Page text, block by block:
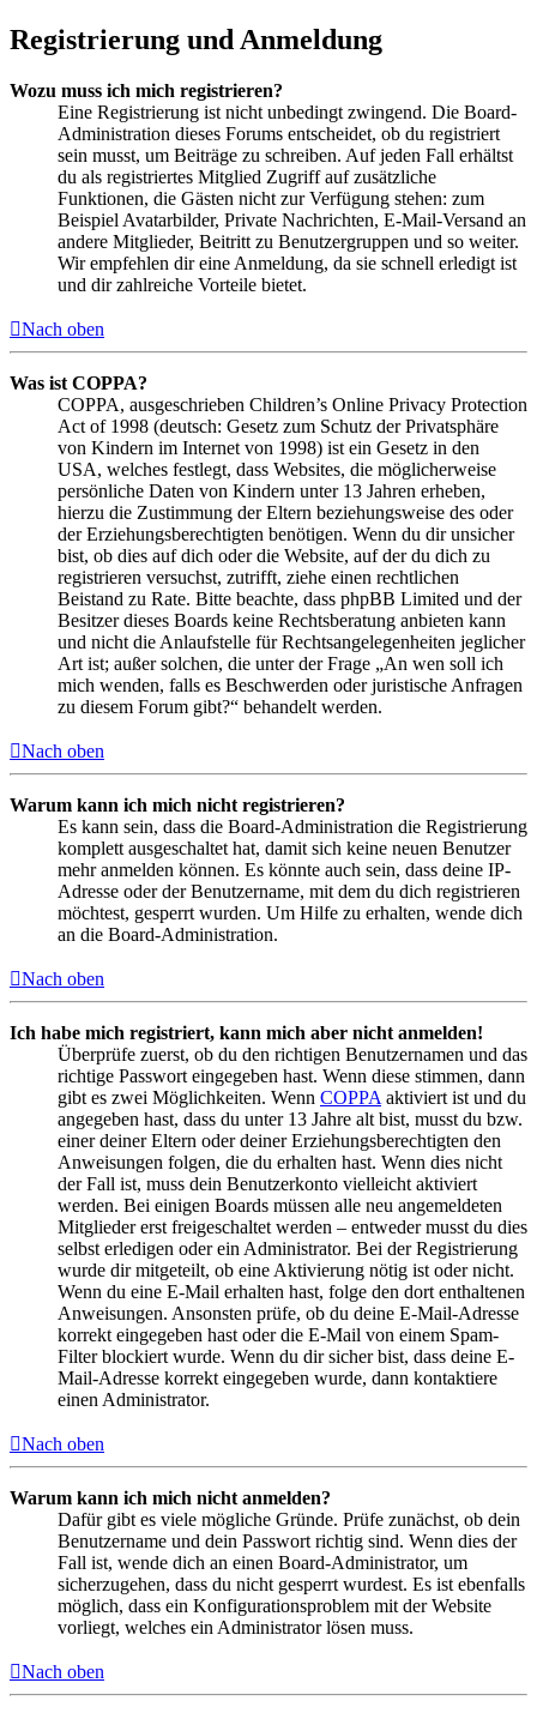
Registrierung und Anmeldung
Wozu muss ich mich registrieren?
Eine Registrierung ist nicht unbedingt zwingend. Die Board-
Administration dieses Forums entscheidet, ob du registriert
sein musst, um Beiträge zu schreiben. Auf jeden Fall erhältst
du als registriertes Mitglied Zugriff auf zusätzliche
Funktionen, die Gästen nicht zur Verfügung stehen: zum
Beispiel Avatarbilder, Private Nachrichten, E-Mail-Versand an
andere Mitglieder, Beitritt zu Benutzergruppen und so weiter.
Wir empfehlen dir eine Anmeldung, da sie schnell erledigt ist
und dir zahlreiche Vorteile bietet.
Nach oben
Was ist COPPA?
COPPA, ausgeschrieben Children’s Online Privacy Protection
Act of 1998 (deutsch: Gesetz zum Schutz der Privatsphäre
von Kindern im Internet von 1998) ist ein Gesetz in den
USA, welches festlegt, dass Websites, die möglicherweise
persönliche Daten von Kindern unter 13 Jahren erheben,
hierzu die Zustimmung der Eltern beziehungsweise des oder
der Erziehungsberechtigten benötigen. Wenn du dir unsicher
bist, ob dies auf dich oder die Website, auf der du dich zu
registrieren versuchst, zutrifft, ziehe einen rechtlichen
Beistand zu Rate. Bitte beachte, dass phpBB Limited und der
Besitzer dieses Boards keine Rechtsberatung anbieten kann
und nicht die Anlaufstelle für Rechtsangelegenheiten jeglicher
Art ist; außer solchen, die unter der Frage „An wen soll ich
mich wenden, falls es Beschwerden oder juristische Anfragen
zu diesem Forum gibt?“ behandelt werden.
Nach oben
Warum kann ich mich nicht registrieren?
Es kann sein, dass die Board-Administration die Registrierung
komplett ausgeschaltet hat, damit sich keine neuen Benutzer
mehr anmelden können. Es könnte auch sein, dass deine IP-
Adresse oder der Benutzername, mit dem du dich registrieren
möchtest, gesperrt wurden. Um Hilfe zu erhalten, wende dich
an die Board-Administration.
Nach oben
Ich habe mich registriert, kann mich aber nicht anmelden!
Überprüfe zuerst, ob du den richtigen Benutzernamen und das
richtige Passwort eingegeben hast. Wenn diese stimmen, dann
gibt es zwei Möglichkeiten. Wenn COPPA aktiviert ist und du
angegeben hast, dass du unter 13 Jahre alt bist, musst du bzw.
einer deiner Eltern oder deiner Erziehungsberechtigten den
Anweisungen folgen, die du erhalten hast. Wenn dies nicht
der Fall ist, muss dein Benutzerkonto vielleicht aktiviert
werden. Bei einigen Boards müssen alle neu angemeldeten
Mitglieder erst freigeschaltet werden – entweder musst du dies
selbst erledigen oder ein Administrator. Bei der Registrierung
wurde dir mitgeteilt, ob eine Aktivierung nötig ist oder nicht.
Wenn du eine E-Mail erhalten hast, folge den dort enthaltenen
Anweisungen. Ansonsten prüfe, ob du deine E-Mail-Adresse
korrekt eingegeben hast oder die E-Mail von einem Spam-
Filter blockiert wurde. Wenn du dir sicher bist, dass deine E-
Mail-Adresse korrekt eingegeben wurde, dann kontaktiere
einen Administrator.
Nach oben
Warum kann ich mich nicht anmelden?
Dafür gibt es viele mögliche Gründe. Prüfe zunächst, ob dein
Benutzername und dein Passwort richtig sind. Wenn dies der
Fall ist, wende dich an einen Board-Administrator, um
sicherzugehen, dass du nicht gesperrt wurdest. Es ist ebenfalls
möglich, dass ein Konfigurationsproblem mit der Website
vorliegt, welches ein Administrator lösen muss.
Nach oben